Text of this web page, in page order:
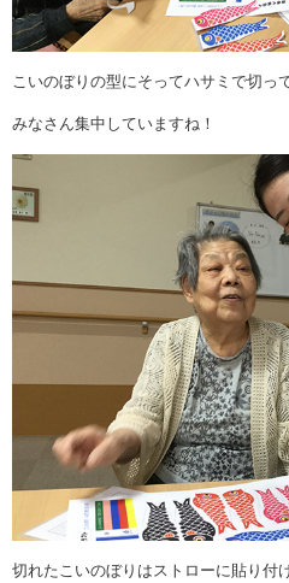
こいのぼりの型にそってハサミで切っ
みなさん集中していますね！
切れたこいのぼりはストローに貼り付